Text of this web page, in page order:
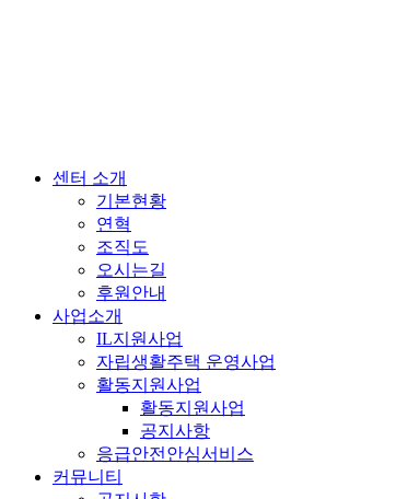
센터 소개
기본현황
연혁
조직도
오시는길
후원안내
사업소개
IL지원사업
자립생활주택 운영사업
활동지원사업
활동지원사업
공지사항
응급안전안심서비스
커뮤니티